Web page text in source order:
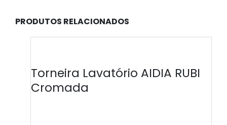
PRODUTOS RELACIONADOS
Torneira Lavatório AIDIA RUBI
Cromada